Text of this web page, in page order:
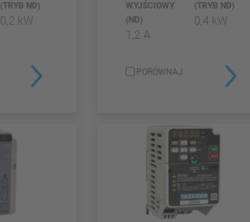
(TRYB ND)
0,2 kW
WYJŚCIOWY
(ND)
1,2 A
(TRYB ND)
0,4 kW
PORÓWNAJ